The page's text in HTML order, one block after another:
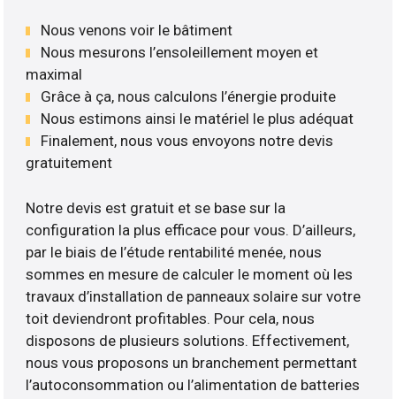
Nous venons voir le bâtiment
Nous mesurons l’ensoleillement moyen et
maximal
Grâce à ça, nous calculons l’énergie produite
Nous estimons ainsi le matériel le plus adéquat
Finalement, nous vous envoyons notre devis
gratuitement
Notre devis est gratuit et se base sur la
configuration la plus efficace pour vous. D’ailleurs,
par le biais de l’étude rentabilité menée, nous
sommes en mesure de calculer le moment où les
travaux d’installation de panneaux solaire sur votre
toit deviendront profitables. Pour cela, nous
disposons de plusieurs solutions. Effectivement,
nous vous proposons un branchement permettant
l’autoconsommation ou l’alimentation de batteries